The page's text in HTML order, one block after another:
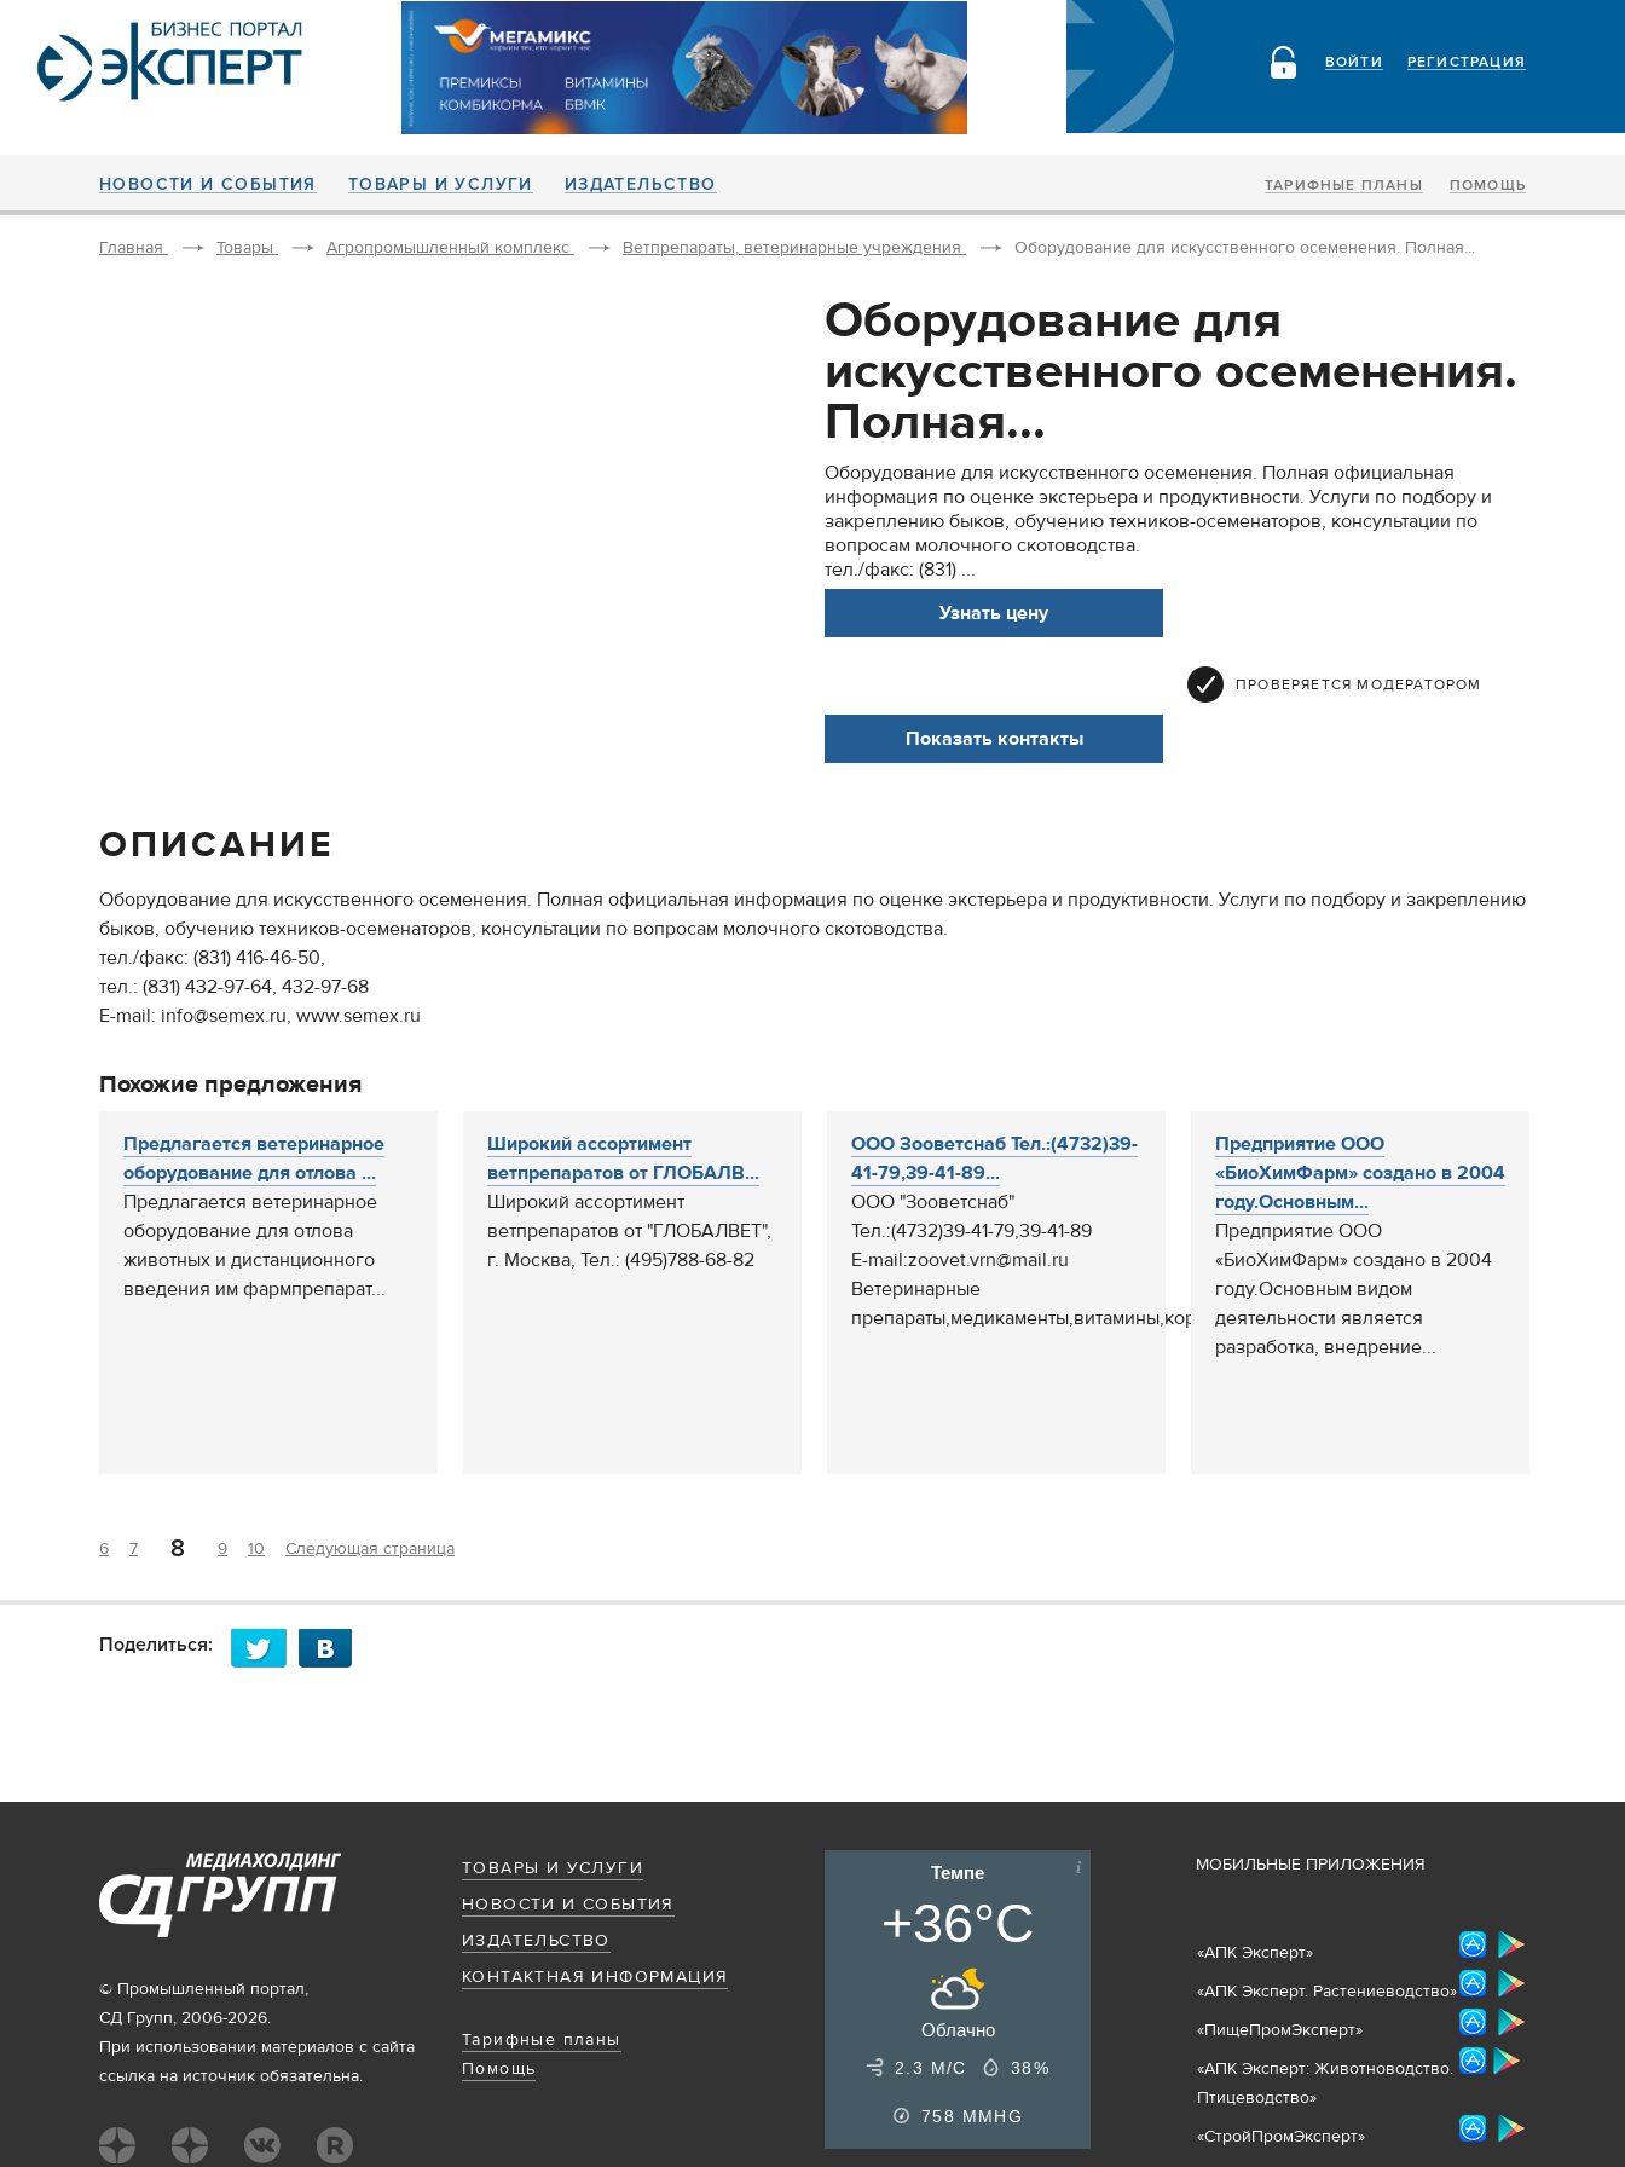
РЕГИСТРАЦИЯ
ВОЙТИ
НОВОСТИ И СОБЫТИЯ ТОВАРЫ И УСЛУГИ ИЗДАТЕЛЬСТВО ТАРИФНЫЕ ПЛАНЫ ПОМОЩЬ
Главная Товары Агропромышленный комплекс Ветпрепараты, ветеринарные учреждения Оборудование для искусственного осеменения. Полная...
Оборудование для
искусственного осеменения.
Полная...
Оборудование для искусственного осеменения. Полная официальная
информация по оценке экстерьера и продуктивности. Услуги по подбору и
закреплению быков, обучению техников-осеменаторов, консультации по
вопросам молочного скотоводства.
тел./факс: (831) ...
Узнать цену
ПРОВЕРЯЕТСЯ МОДЕРАТОРОМ
Показать контакты
ОПИСАНИЕ
Оборудование для искусственного осеменения. Полная официальная информация по оценке экстерьера и продуктивности. Услуги по подбору и закреплению
быков, обучению техников-осеменаторов, консультации по вопросам молочного скотоводства.
тел./факс: (831) 416-46-50,
тел.: (831) 432-97-64, 432-97-68
E-mail: info@semex.ru, www.semex.ru
Похожие предложения
Предлагается ветеринарное
оборудование для отлова ...
Предлагается ветеринарное
оборудование для отлова
животных и дистанционного
введения им фармпрепарат...
Широкий ассортимент
ветпрепаратов от ГЛОБАЛВ...
Широкий ассортимент
ветпрепаратов от "ГЛОБАЛВЕТ",
г. Москва, Тел.: (495)788-68-82
ООО Зооветснаб Тел.:(4732)39-
41-79,39-41-89...
ООО "Зооветснаб"
Тел.:(4732)39-41-79,39-41-89
E-mail:zoovet.vrn@mail.ru
Ветеринарные
препараты,медикаменты,витамины,кормовые...
Предприятие ООО
«БиоХимФарм» создано в 2004
году.Основным...
Предприятие ООО
«БиоХимФарм» создано в 2004
году.Основным видом
деятельности является
разработка, внедрение...
6 7 8 9 10 Следующая страница
Поделиться:
ТОВАРЫ И УСЛУГИ
НОВОСТИ И СОБЫТИЯ
ИЗДАТЕЛЬСТВО
КОНТАКТНАЯ ИНФОРМАЦИЯ
Тарифные планы
Помощь
© Промышленный портал,
СД Групп, 2006-2026.
При использовании материалов с сайта
ссылка на источник обязательна.
Темпе
+36°C
Облачно
2.3 М/С 38%
758 MMHG
МОБИЛЬНЫЕ ПРИЛОЖЕНИЯ
«АПК Эксперт»
«АПК Эксперт. Растениеводство»
«ПищеПромЭксперт»
«АПК Эксперт: Животноводство.
Птицеводство»
«СтройПромЭксперт»